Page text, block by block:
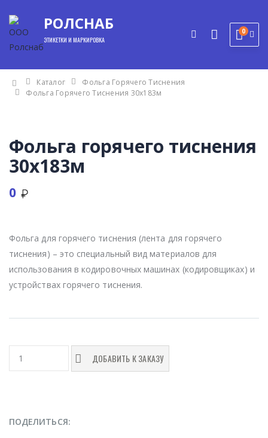
РОЛСНАБ
ЭТИКЕТКИ И МАРКИРОВКА
0
Каталог
Фольга Горячего Тиснения
Фольга Горячего Тиснения 30x183м
Фольга горячего тиснения
30x183м
0
Фольга для горячего тиснения (лента для горячего
тиснения) – это специальный вид материалов для
использования в кодировочных машинах (кодировщиках) и
устройствах горячего тиснения.
ДОБАВИТЬ К ЗАКАЗУ
ПОДЕЛИТЬСЯ: